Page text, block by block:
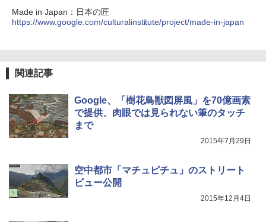
Made in Japan：日本の匠
https://www.google.com/culturalinstitute/project/made-in-japan
関連記事
Google、「樹花鳥獣図屏風」を70億画素
で提供、肉眼では見られない筆のタッチ
まで
2015年7月29日
空中都市「マチュピチュ」のストリート
ビュー公開
2015年12月4日